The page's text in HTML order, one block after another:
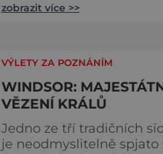
1695 vydupou architekti
skrývá se v něm 800
zobrazit více >>
VÝLETY ZA POZNÁNÍM
WINDSOR:
VĚZENÍ KRÁLŮ
Jedno ze tří tradičních
je neodmyslitelně spjato